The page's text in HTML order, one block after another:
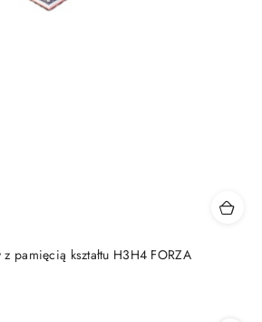
pamięcią kształtu H3H4 FORZA